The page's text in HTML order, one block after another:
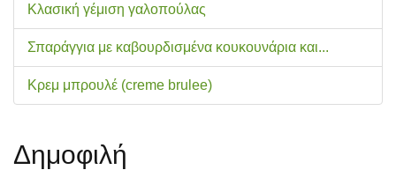
Κλασική γέμιση γαλοπούλας
Σπαράγγια με καβουρδισμένα κουκουνάρια και...
Κρεμ μπρουλέ (creme brulee)
Δημοφιλή